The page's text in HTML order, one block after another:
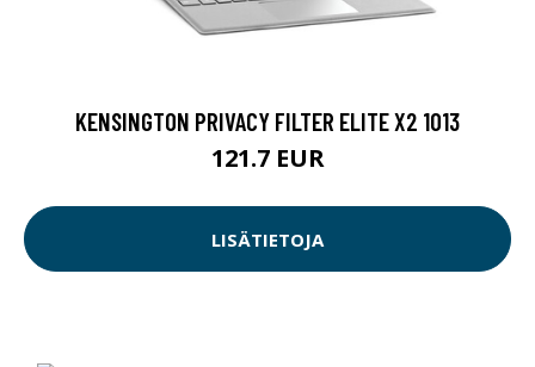
KENSINGTON PRIVACY FILTER ELITE X2 1013
121.7 EUR
LISÄTIETOJA